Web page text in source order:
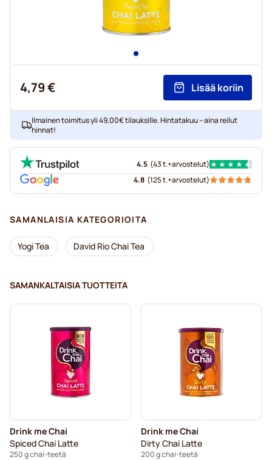
4,79 € Lisää koriin
Ilmainen toimitus yli 49,00€ tilauksille. Hintatakuu – aina reilut
hinnat!
4.5 (43 t.+arvostelut)
4.8 (125 t.+arvostelut)
SAMANLAISIA KATEGORIOITA
Yogi Tea David Rio Chai Tea
SAMANKALTAISIA TUOTTEITA
Drink me Chai
Spiced Chai Latte
250 g chai-teetä
Drink me Chai
Dirty Chai Latte
200 g chai-teetä